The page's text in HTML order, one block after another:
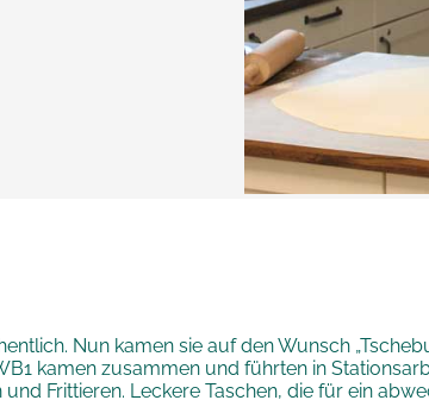
Nun kamen sie auf den Wunsch
kamen zusammen und führten in
Frittieren. Leckere Taschen, die für ein